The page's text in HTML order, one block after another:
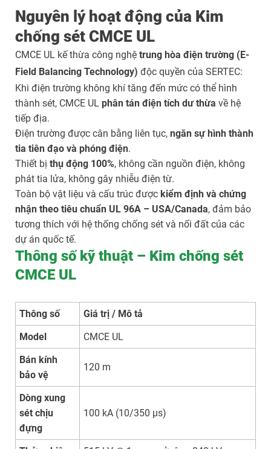
Nguyên lý hoạt động của Kim
chống sét CMCE UL
CMCE UL kế thừa công nghệ trung hòa điện trường (E-
Field Balancing Technology) độc quyền của SERTEC:
Khi điện trường không khí tăng đến mức có thể hình
thành sét, CMCE UL phân tán điện tích dư thừa về hệ
tiếp địa.
Điện trường được cân bằng liên tục, ngăn sự hình thành
tia tiên đạo và phóng điện.
Thiết bị thụ động 100%, không cần nguồn điện, không
phát tia lửa, không gây nhiễu điện từ.
Toàn bộ vật liệu và cấu trúc được kiểm định và chứng
nhận theo tiêu chuẩn UL 96A – USA/Canada, đảm bảo
tương thích với hệ thống chống sét và nối đất của các
dự án quốc tế.
Thông số kỹ thuật – Kim chống sét
CMCE UL
Thông số
Giá trị / Mô tả
Model
CMCE UL
Bán kính
bảo vệ
120 m
Dòng xung
sét chịu
đựng
100 kA (10/350 µs)